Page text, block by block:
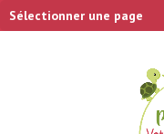
Sélectionner une page